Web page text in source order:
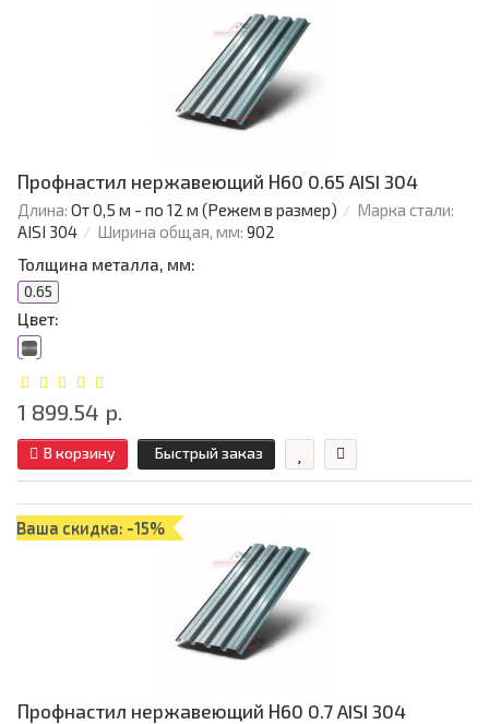
Профнастил нержавеющий Н60 0.65 AISI 304
Длина: От 0,5 м - по 12 м (Режем в размер)
Марка стали:
AISI 304
Ширина общая, мм: 902
Толщина металла, мм:
0.65
Цвет:
1 899.54 р.
В корзину Быстрый заказ
Ваша скидка: -15%
Профнастил нержавеющий Н60 0.7 AISI 304